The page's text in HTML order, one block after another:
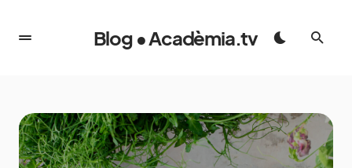
Blog • Acadèmia.tv